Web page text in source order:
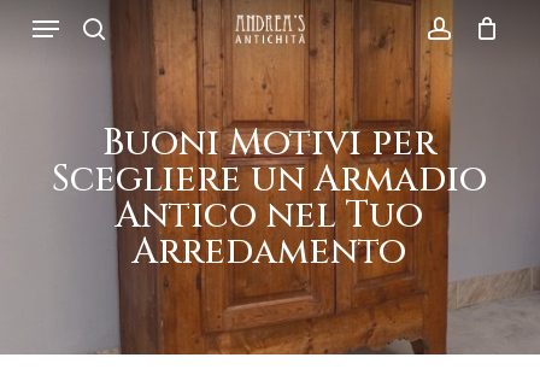
search account
Menu
Buoni Motivi per
Scegliere un Armadio
Antico nel Tuo
Arredamento